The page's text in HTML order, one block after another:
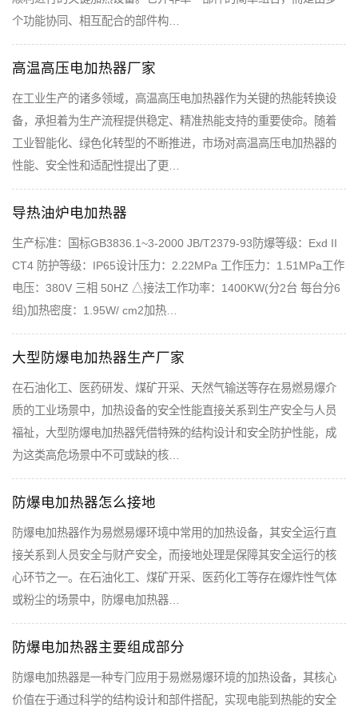
个功能协同、相互配合的部件构…
高温高压电加热器厂家
在工业生产的诸多领域，高温高压电加热器作为关键的热能转换设
备，承担着为生产流程提供稳定、精准热能支持的重要使命。随着
工业智能化、绿色化转型的不断推进，市场对高温高压电加热器的
性能、安全性和适配性提出了更…
导热油炉电加热器
生产标准：国标GB3836.1~3-2000 JB/T2379-93防爆等级：Exd II
CT4 防护等级：IP65设计压力：2.22MPa 工作压力：1.51MPa工作
电压：380V 三相 50HZ △接法工作功率：1400KW(分2台 每台分6
组)加热密度：1.95W/ cm2加热…
大型防爆电加热器生产厂家
在石油化工、医药研发、煤矿开采、天然气输送等存在易燃易爆介
质的工业场景中，加热设备的安全性能直接关系到生产安全与人员
福祉，大型防爆电加热器凭借特殊的结构设计和安全防护性能，成
为这类高危场景中不可或缺的核…
防爆电加热器怎么接地
防爆电加热器作为易燃易爆环境中常用的加热设备，其安全运行直
接关系到人员安全与财产安全，而接地处理是保障其安全运行的核
心环节之一。在石油化工、煤矿开采、医药化工等存在爆炸性气体
或粉尘的场景中，防爆电加热器…
防爆电加热器主要组成部分
防爆电加热器是一种专门应用于易燃易爆环境的加热设备，其核心
价值在于通过科学的结构设计和部件搭配，实现电能到热能的安全